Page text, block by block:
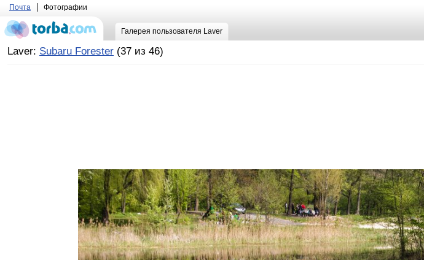
Почта Фотографии
Галерея пользователя Laver
Laver: Subaru Forester (37 из 46)